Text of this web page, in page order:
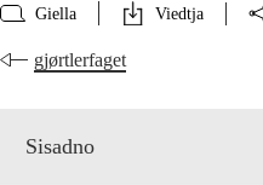
Giella Viedtja
gjørtlerfaget
Sisadno